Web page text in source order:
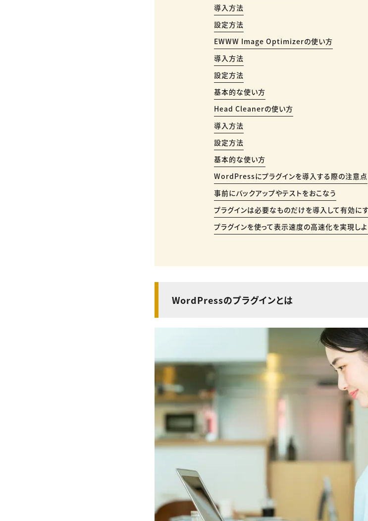
導入方法
設定方法
EWWW Image Optimizerの使い方
導入方法
設定方法
基本的な使い方
Head Cleanerの使い方
導入方法
設定方法
基本的な使い方
WordPressにプラグインを導入する際の注意点
事前にバックアップやテストをおこなう
プラグインは必要なものだけを導入して有効に
プラグインを使って表示速度の高速化を実現しよ
WordPressのプラグインとは